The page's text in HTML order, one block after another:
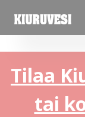
Tilaa
tai